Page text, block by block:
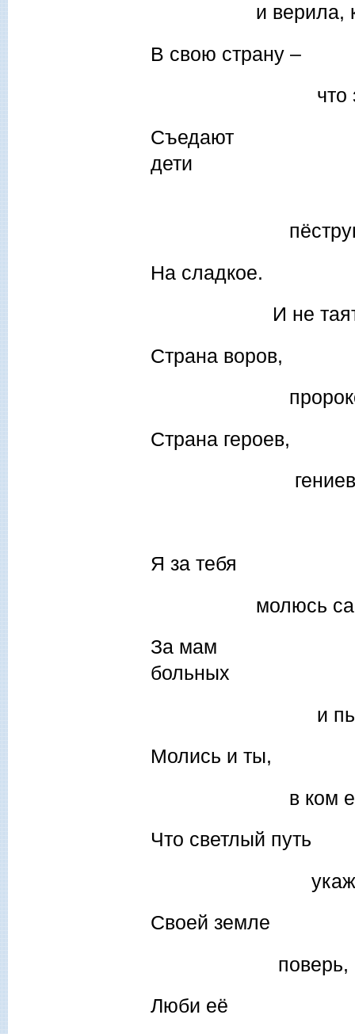
и верила, как
В свою страну –
что зла не
Съедают
пёструю
На сладкое.
И не таят
Страна воров,
пророков и
Страна героев,
Я за тебя
молюсь
За мам
и
Молись и ты,
в ком есть
Что светлый путь
укажет
Своей земле
поверь, как в
Люби её